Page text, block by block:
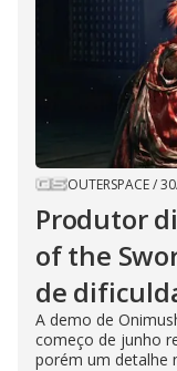
OUTERSPACE/
Produtor
of the
de
A demo de
começo de junho
porém um detalhe